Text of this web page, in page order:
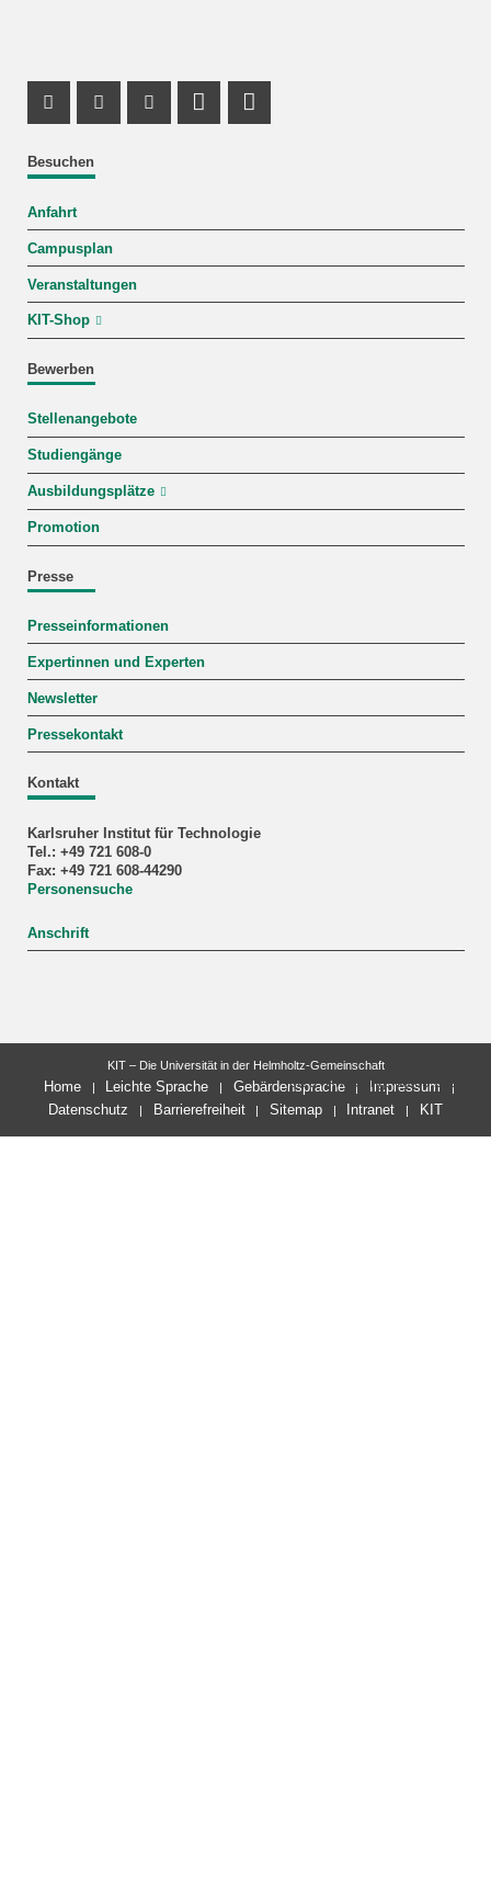
Besuchen
Anfahrt
Campusplan
Veranstaltungen
KIT-Shop
Bewerben
Stellenangebote
Studiengänge
Ausbildungsplätze
Promotion
Presse
Presseinformationen
Expertinnen und Experten
Newsletter
Pressekontakt
Kontakt
Karlsruher Institut für Technologie
Tel.: +49 721 608-0
Fax: +49 721 608-44290
Personensuche
Anschrift
Instagram Profil
Facebook Profil
Youtube Profil
Profil Mastodon
LinkedIn Profil
letzte Änderung: 06.05.2026
KIT – Die Universität in der Helmholtz-Gemeinschaft
Home Leichte Sprache Gebärdensprache
Impressum
Datenschutz
Barrierefreiheit Sitemap Intranet KIT